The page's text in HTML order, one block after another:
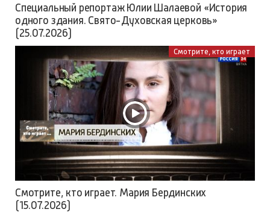
Специальный репортаж Юлии Шалаевой «История
одного здания. Свято-Духовская церковь»
(25.07.2026)
Смотрите, кто играет
Смотрите, кто играет. Мария Бердинских
(15.07.2026)